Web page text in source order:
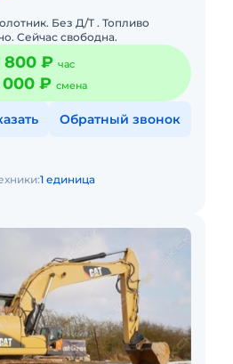
Без Д/Т . Топливо
Сейчас свободна.
800 ₽ час
000 ₽ смена
Обратный звонок
1 единица